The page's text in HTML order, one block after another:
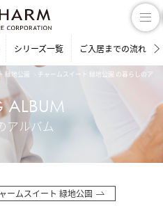
シリーズ一覧 ご入居までの流れ
緑地公園 チャームスイート 緑地公園 の暮らしのアル
ALBUM
アルバム
ームスイート 緑地公園